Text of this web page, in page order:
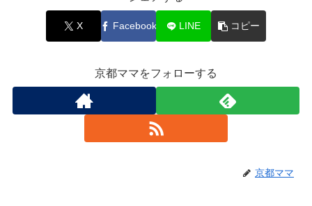
X Facebook LINE コピー
京都ママをフォローする
京都ママ